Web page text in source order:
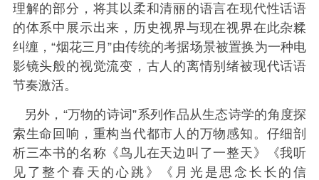
理解的部分，将其以柔和清丽的语言在现代性话语
的体系中展示出来，历史视界与现在视界在此杂糅
纠缠，“烟花三月”由传统的考据场景被置换为一种电
影镜头般的视觉流变，古人的离情别绪被现代话语
节奏激活。
另外，“万物的诗词”系列作品从生态诗学的角度探
索生命回响，重构当代都市人的万物感知。仔细剖
析三本书的名称《鸟儿在天边叫了一整天》《我听
见了整个春天的心跳》《月光是思念长长的信